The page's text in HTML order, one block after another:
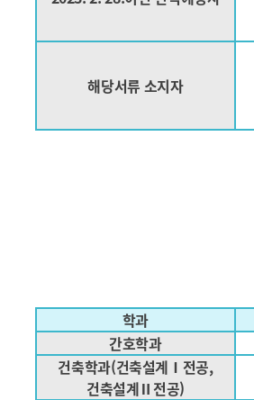
해당서류 소지자
학과
간호학과
건축학과(건축설계Ⅰ전공,
건축설계Ⅱ전공)